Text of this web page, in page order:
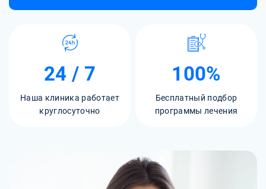
24 / 7
Наша клиника работает
круглосуточно
100%
Бесплатный подбор
программы лечения